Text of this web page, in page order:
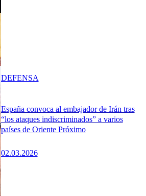
España convoca al embajador de Irán tras
“los ataques indiscriminados” a varios
países de Oriente Próximo
02.03.2026
DEFENSA